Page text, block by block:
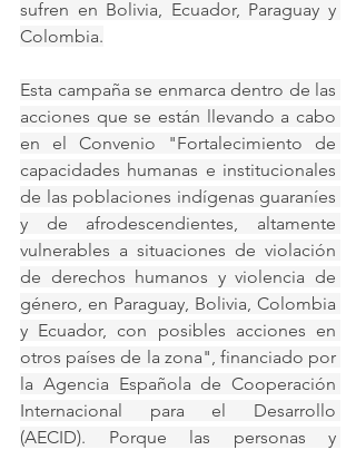
sufren en Bolivia, Ecuador, Paraguay y
Colombia.
Esta campaña se enmarca dentro de las
acciones que se están llevando a cabo
en el Convenio "Fortalecimiento de
capacidades humanas e institucionales
de las poblaciones indígenas guaraníes
y de afrodescendientes, altamente
vulnerables a situaciones de violación
de derechos humanos y violencia de
género, en Paraguay, Bolivia, Colombia
y Ecuador, con posibles acciones en
otros países de la zona", financiado por
la Agencia Española de Cooperación
Internacional para el Desarrollo
(AECID). Porque las personas y